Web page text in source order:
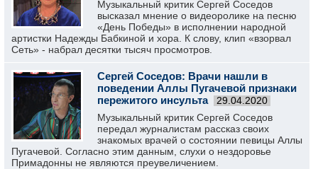
Музыкальный критик Сергей Соседов
высказал мнение о видеоролике на песню
«День Победы» в исполнении народной
артистки Надежды Бабкиной и хора. К слову, клип «взорвал
Сеть» - набрал десятки тысяч просмотров.
Сергей Соседов: Врачи нашли в
поведении Аллы Пугачевой признаки
пережитого инсульта
29.04.2020
Музыкальный критик Сергей Соседов
передал журналистам рассказ своих
знакомых врачей о состоянии певицы Аллы
Пугачевой. Согласно этим данным, слухи о нездоровье
Примадонны не являются преувеличением.